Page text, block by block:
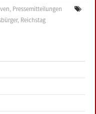
, Pressemitteilungen
, Reichstag